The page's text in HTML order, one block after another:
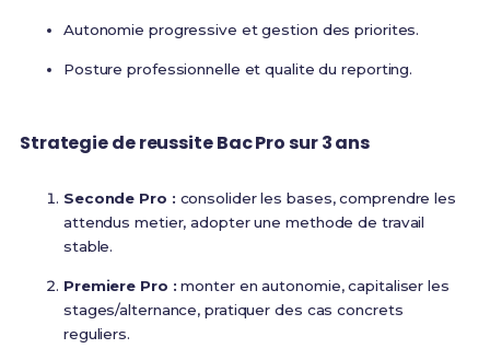
Autonomie progressive et gestion des priorites.
Posture professionnelle et qualite du reporting.
Strategie de reussite Bac Pro sur 3 ans
Seconde Pro : consolider les bases, comprendre les
attendus metier, adopter une methode de travail
stable.
Premiere Pro : monter en autonomie, capitaliser les
stages/alternance, pratiquer des cas concrets
reguliers.